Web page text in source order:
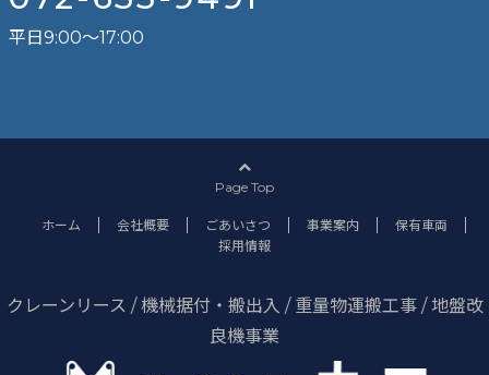
平日9:00～17:00
Page Top
ホーム 会社概要 ごあいさつ 事業案内
保有車両
採用情報
クレーンリース / 機械据付・搬出入 / 重量物運搬工事 / 地盤改
良機事業